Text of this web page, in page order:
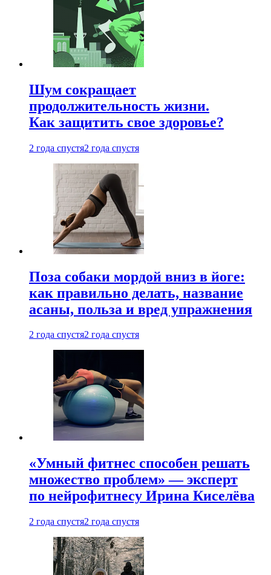
Шум сокращает
продолжительность жизни.
Как защитить свое здоровье?
2 года спустя2 года спустя
Поза собаки мордой вниз в йоге:
как правильно делать, название
асаны, польза и вред упражнения
2 года спустя2 года спустя
«Умный фитнес способен решать
множество проблем» — эксперт
по нейрофитнесу Ирина Киселёва
2 года спустя2 года спустя